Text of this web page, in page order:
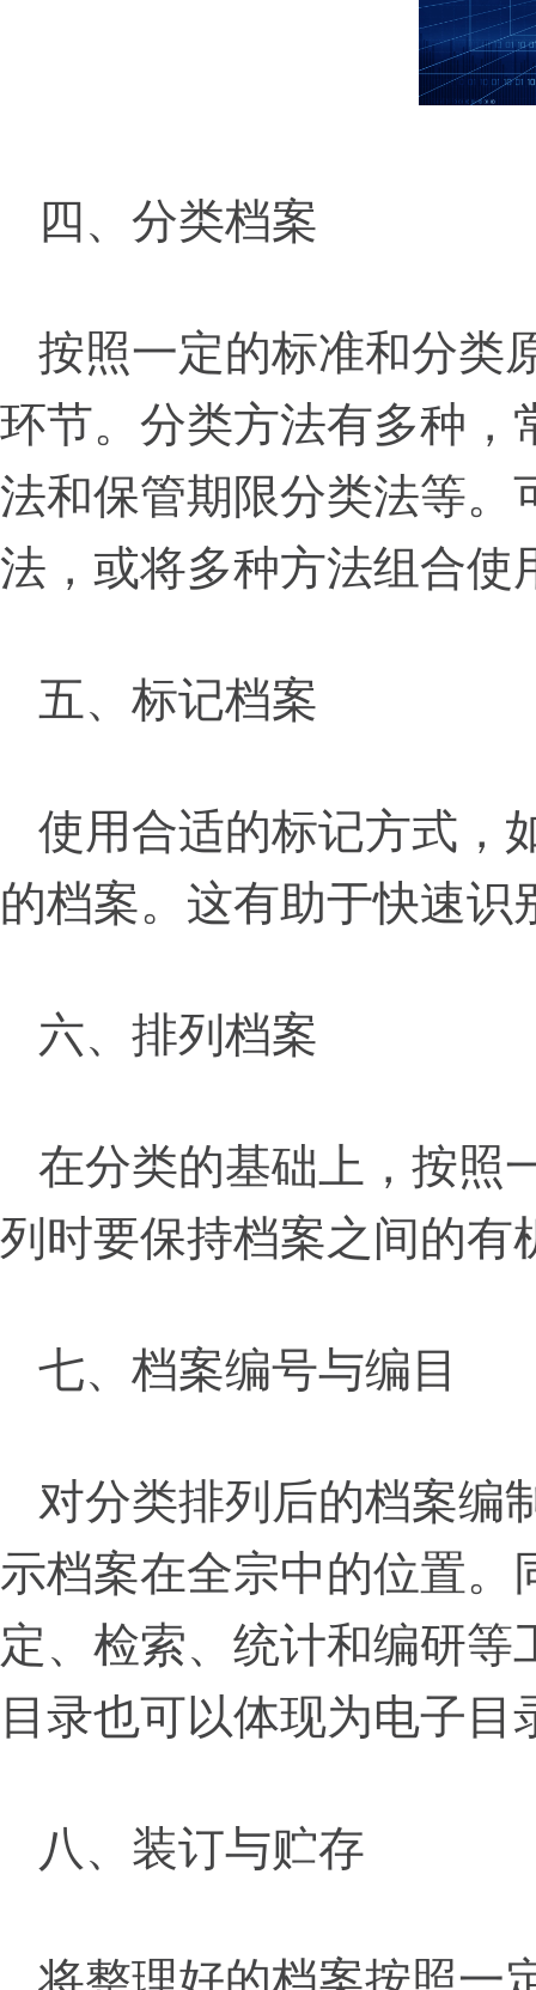
四、分类档案
按照一定的标准和分类
环节。分类方法有多种，
法和保管期限分类法等。
法，或将多种方法组合使
五、标记档案
使用合适的标记方式，
的档案。这有助于快速识
六、排列档案
在分类的基础上，按照
列时要保持档案之间的有
七、档案编号与编目
对分类排列后的档案编
示档案在全宗中的位置。
定、检索、统计和编研
目录也可以体现为电子
八、装订与贮存